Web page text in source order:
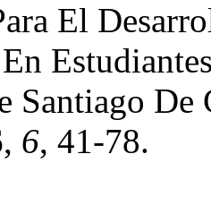
El
Santiago
, 6, 41-78.